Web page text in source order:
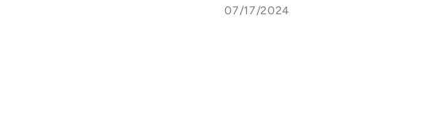
07/17/2024